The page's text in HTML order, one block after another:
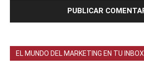
EL MUNDO DEL MARKETING EN TU INBOX